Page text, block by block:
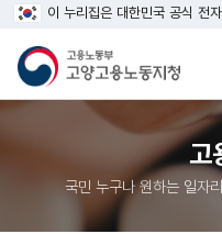
이 누리집은 대한민국 공식 전
고
국민 누구나 원하는 일자